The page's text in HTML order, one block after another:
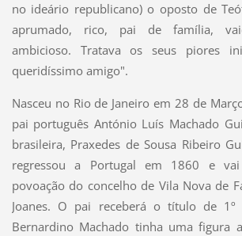
no ideário republicano) o oposto de
aprumado, rico, pai de família,
ambicioso. Tratava os seus piores
queridíssimo amigo".
Nasceu no Rio de Janeiro em 28 de
pai português António Luís Machado
brasileira, Praxedes de Sousa Ribeiro
regressou a Portugal em 1860 e
povoação do concelho de Vila Nova de
Joanes. O pai receberá o título de 1º
Bernardino Machado tinha uma figura